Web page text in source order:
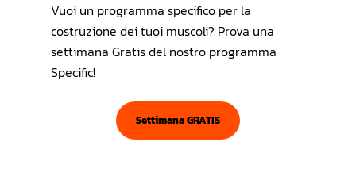
Vuoi un programma specifico per la
costruzione dei tuoi muscoli? Prova una
settimana Gratis del nostro programma
Specific!
Settimana GRATIS